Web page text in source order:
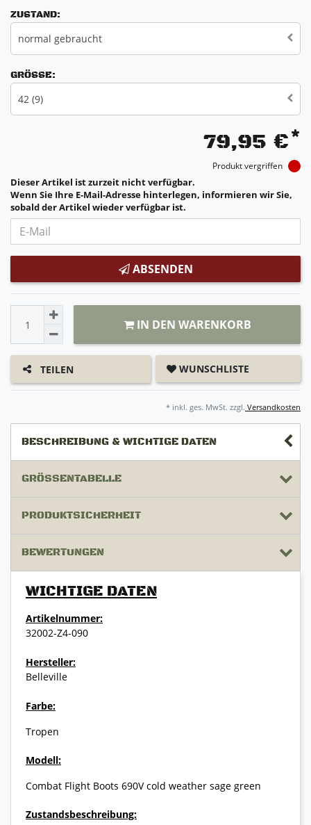
ZUSTAND:
normal gebraucht
GRÖSSE:
42 (9)
79,95 €*
Produkt vergriffen
Dieser Artikel ist zurzeit nicht verfügbar.
Wenn Sie Ihre E-Mail-Adresse hinterlegen, informieren wir Sie,
sobald der Artikel wieder verfügbar ist.
ABSENDEN
IN DEN WARENKORB
TEILEN WUNSCHLISTE
* inkl. ges. MwSt. zzgl. Versandkosten
BESCHREIBUNG & WICHTIGE DATEN
GRÖSSENTABELLE
PRODUKTSICHERHEIT
BEWERTUNGEN
WICHTIGE DATEN
Artikelnummer:
32002-Z4-090
Hersteller:
Belleville
Farbe:
Tropen
Modell:
Combat Flight Boots 690V cold weather sage green
Zustandsbeschreibung: